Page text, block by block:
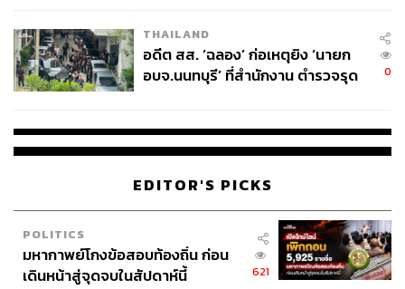
THAILAND
อดีต สส. ‘ฉลอง’ ก่อเหตุยิง ‘นายก
อบจ.นนทบุรี’ ที่สำนักงาน ตำรวจรุด
0
EDITOR'S PICKS
POLITICS
มหากาพย์โกงข้อสอบท้องถิ่น ก่อน
เดินหน้าสู่จุดจบในสัปดาห์นี้
621